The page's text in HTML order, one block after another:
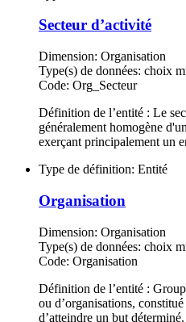
Secteur d’activité
Dimension: Organisation
Type(s) de données: choix
Code: Org_Secteur
Définition de l’entité : Le
généralement homogène
exerçant principalement un
Type de définition: Entité
Organisation
Dimension: Organisation
Type(s) de données: choix
Code: Organisation
Définition de l’entité :
ou d’organisations,
d’atteindre un but déterminé.